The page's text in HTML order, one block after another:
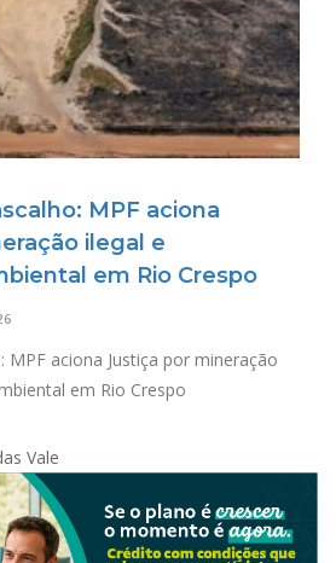
MPF aciona
ilegal e
em Rio Crespo
MPF aciona Justiça por mineração
em Rio Crespo